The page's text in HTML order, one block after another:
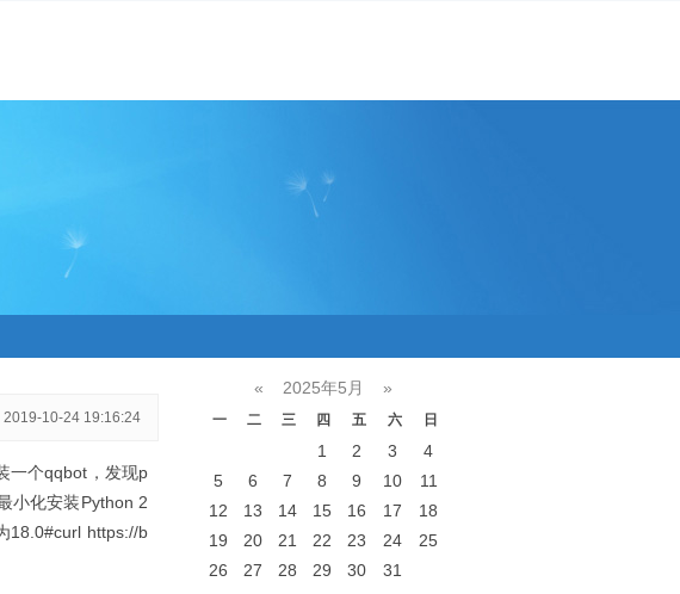
2019-10-24 19:16:24
一个qqbot，发现p
小化安装Python 2
18.0#curl https://b
« 2025年5月 »
一 二 三 四 五 六 日
1 2 3
4
5
6 7 8 9 10
11
12
13 14 15 16 17
18
19
20 21 22 23 24
25
26
27 28 29 30 31